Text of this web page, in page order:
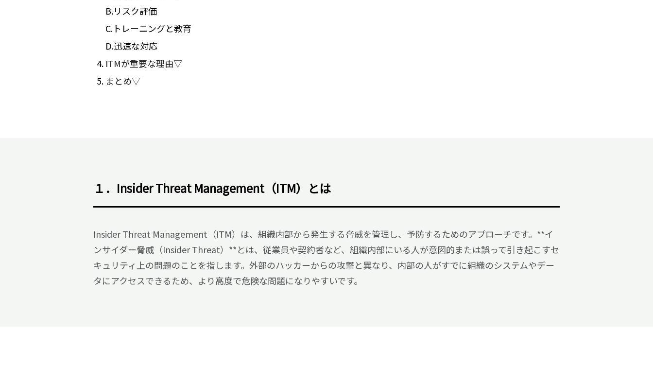
B.リスク評価
C.トレーニングと教育
D.迅速な対応
ITMが重要な理由▽
まとめ▽
１．Insider Threat Management（ITM）とは
Insider Threat Management（ITM）は、組織内部から発生する脅威を管理し、予防するためのアプローチです。**イ
ンサイダー脅威（Insider Threat）**とは、従業員や契約者など、組織内部にいる人が意図的または誤って引き起こすセ
キュリティ上の問題のことを指します。外部のハッカーからの攻撃と異なり、内部の人がすでに組織のシステムやデー
タにアクセスできるため、より高度で危険な問題になりやすいです。